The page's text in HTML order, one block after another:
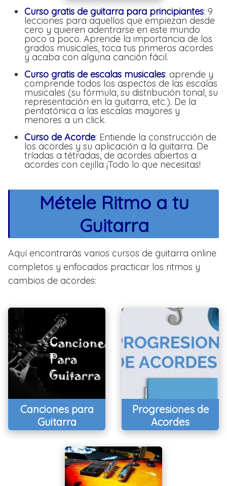
Curso gratis de guitarra para principiantes: 9
lecciones para aquellos que empiezan desde
cero y quieren adentrarse en este mundo
poco a poco. Aprende la importancia de los
grados musicales, toca tus primeros acordes
y acaba con alguna canción fácil.
Curso gratis de escalas musicales: aprende y
comprende todos los aspectos de las escalas
musicales (su fórmula, su distribución tonal, su
representación en la guitarra, etc.). De la
pentatónica a las escalas mayores y
menores a un click.
Curso de Acorde: Entiende la construcción de
los acordes y su aplicación a la guitarra. De
tríadas a tétradas, de acordes abiertos a
acordes con cejilla ¡Todo lo que necesitas!
Métele Ritmo a tu
Guitarra
Aquí encontrarás varios cursos de guitarra online
completos y enfocados practicar los ritmos y
cambios de acordes:
Canciones para
Guitarra
Progresiones de
Acordes